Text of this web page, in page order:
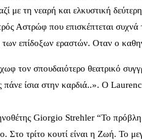
με τη νεαρή και ελκυστική
Αστρώφ που επισκέπτεται
επίδοξων εραστών. Οταν ο
τον σπουδαιότερο θεατρικό
ίσια στην καρδιά..». O
Giorgio Strehler “Το
Στο τρίτο κουτί είναι η Ζωή. Το